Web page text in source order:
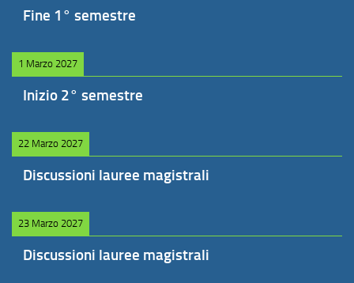
Fine 1° semestre
1 Marzo 2027
Inizio 2° semestre
22 Marzo 2027
Discussioni lauree magistrali
23 Marzo 2027
Discussioni lauree magistrali